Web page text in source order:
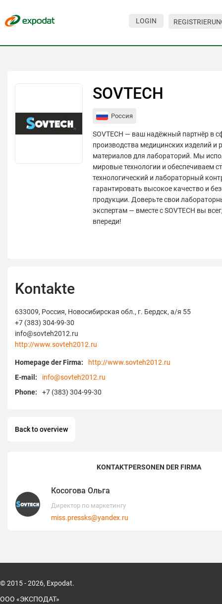
LOGIN
SOVTECH
Россия
SOVTECH — ваш надёжный партнёр в
производства медицинских изделий и
материалов для лабораторий. Мы
мировые технологии и обеспечиваем
технологический и лабораторный
гарантировать высокое качество и
продукции. Доверьте свои
экспертам — вместе с SOVTECH вы
впереди!
Kontakte
633009, Россия, Новосибирская обл., г. Бердск, а/я 55
+7 (383) 304-99-30
info@sovteh2012.ru
http://www.sovteh2012.ru
Homepage der Firma:
http://www.sovteh2012.ru
E-mail:
info@sovteh2012.ru
Phone:
+7 (383) 304-99-30
Back to overview
KONTAKTPERSONEN DER FIRMA
Косогова Ольга
Директор по маркетингу
miss.pressks@yandex.ru
© 2015 - 2026, Expodat.
ООО «ЭКСПОДАТ»
Veranstaltungen
Für Besucher